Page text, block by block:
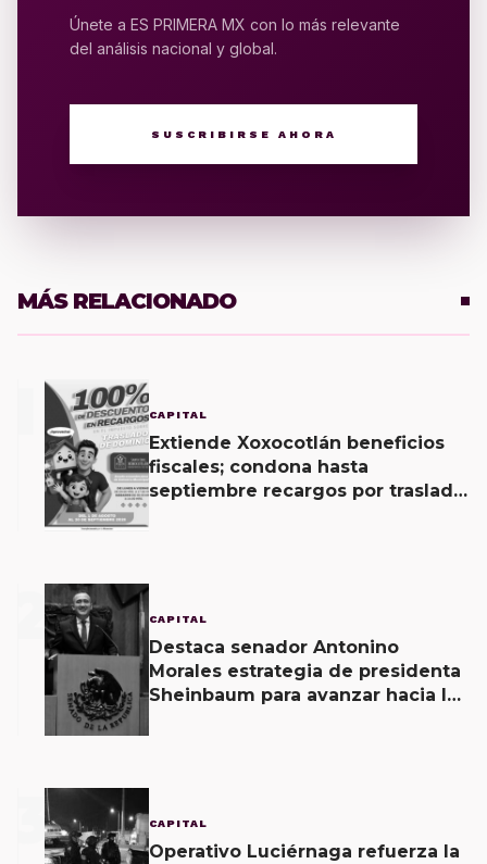
Únete a ES PRIMERA MX con lo más relevante
del análisis nacional y global.
SUSCRIBIRSE AHORA
MÁS RELACIONADO
CAPITAL
Extiende Xoxocotlán beneficios
fiscales; condona hasta
septiembre recargos por traslado
2 CAPITAL
Destaca senador Antonino
Morales estrategia de presidenta
Sheinbaum para avanzar hacia la
3 CAPITAL
Operativo Luciérnaga refuerza la